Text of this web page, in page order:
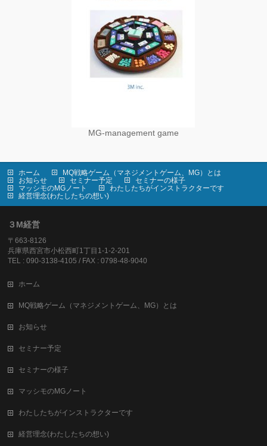
MG-management game
ホーム
MQ戦略ゲーム（マネジメントゲーム、MG）とは
お知らせ
セミナー予定
セミナーの様子
マッシモのMGノート
わたしたちがインストラクターです
経営理念(わたしたちの想い)
３M経営
〒663-8126
兵庫県西宮市小松西町1丁目1-1-2-201
TEL : 090-3138-4105 / FAX : 0798-48-9040
ホーム
MQ戦略ゲーム（マネジメントゲーム、MG）とは
お知らせ
セミナー予定
セミナーの様子
マッシモのMGノート
わたしたちがインストラクターです
経営理念(わたしたちの想い)